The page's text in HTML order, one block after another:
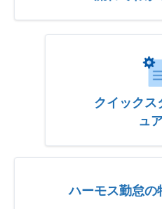
クイックス
ュ
ハーモス勤怠の